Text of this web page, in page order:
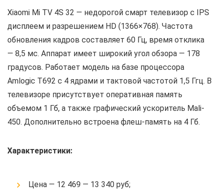
Xiaomi Mi TV 4S 32 — недорогой смарт телевизор с IPS
дисплеем и разрешением HD (1366×768). Частота
обновления кадров составляет 60 Гц, время отклика
— 8,5 мс. Аппарат имеет широкий угол обзора — 178
градусов. Работает модель на базе процессора
Amlogic T692 с 4 ядрами и тактовой частотой 1,5 Ггц. В
телевизоре присутствует оперативная память
объемом 1 Гб, а также графический ускоритель Mali-
450. Дополнительно встроена флеш-память на 4 Гб.
Характеристики:
Цена — 12 469 — 13 340 руб;